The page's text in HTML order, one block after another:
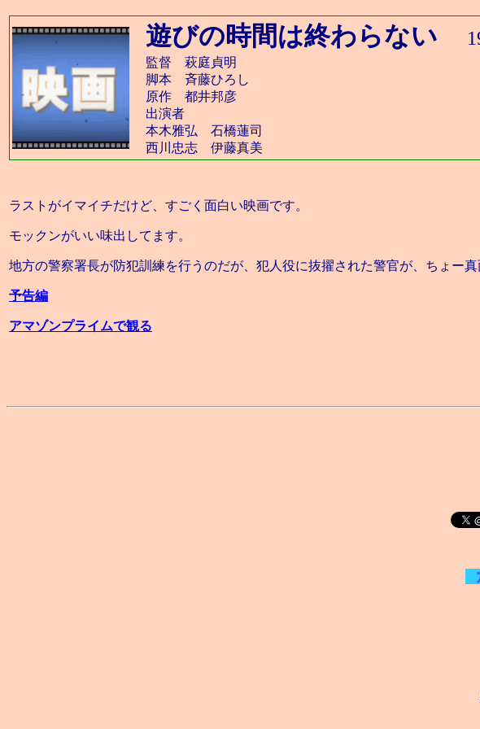
遊びの時間は終わらない
監督 萩庭貞明
脚本 斉藤ひろし
原作 都井邦彦
出演者
本木雅弘 石橋蓮司
西川忠志 伊藤真美
ラストがイマイチだけど、すごく面白い映画です。
モックンがいい味出してます。
地方の警察署長が防犯訓練を行うのだが、犯人役に抜擢された警官が、ちょー真
予告編
アマゾンプライムで観る